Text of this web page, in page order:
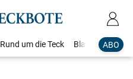
ABO
Rund um die Teck Blaulicht